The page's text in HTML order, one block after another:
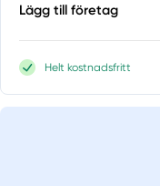
Lägg till företag
Helt kostnadsfritt